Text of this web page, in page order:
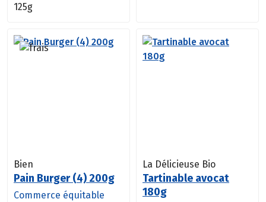
125g
Bien
Pain Burger (4) 200g
Commerce équitable
La Délicieuse Bio
Tartinable avocat
180g